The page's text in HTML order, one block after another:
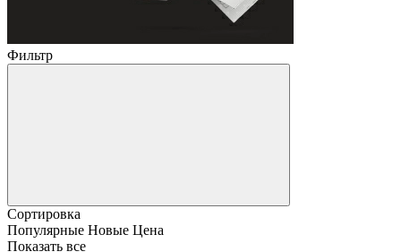
Фильтр
Сортировка
Популярные Новые Цена
Показать все